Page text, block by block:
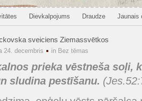
Dievkalpojums Draudze Jaunais
sveiciens Ziemassvētkos
24. decembris in Bez tēmas
prieka vēstneša soļi,
sludina pestīšanu.